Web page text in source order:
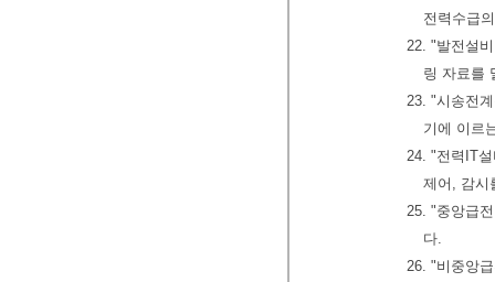
전력수급
22. "발전설
링 자료를
23. "시송전
기에 이르
24. "전력IT
제어, 감시
25. "중앙급
다.
26. "비중앙